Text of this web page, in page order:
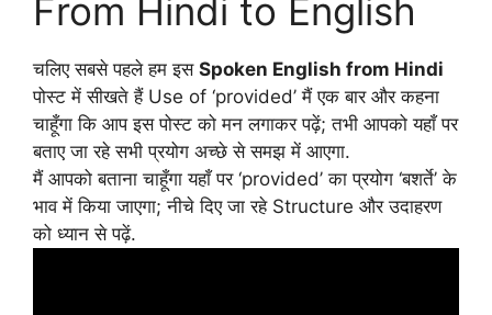
From Hindi to English
चलिए सबसे पहले हम इस Spoken English from Hindi
पोस्ट में सीखते हैं Use of ‘provided’ मैं एक बार और कहना
चाहूँगा कि आप इस पोस्ट को मन लगाकर पढ़ें; तभी आपको यहाँ पर
बताए जा रहे सभी प्रयोग अच्छे से समझ में आएगा.
मैं आपको बताना चाहूँगा यहाँ पर ‘provided’ का प्रयोग ‘बशर्ते’ के
भाव में किया जाएगा; नीचे दिए जा रहे Structure और उदाहरण
को ध्यान से पढ़ें.